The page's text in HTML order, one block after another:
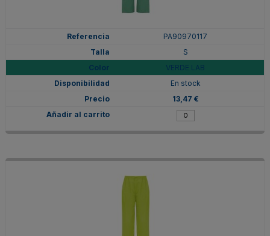
PA90970117
S
VERDE LAB
En stock
13,47 €